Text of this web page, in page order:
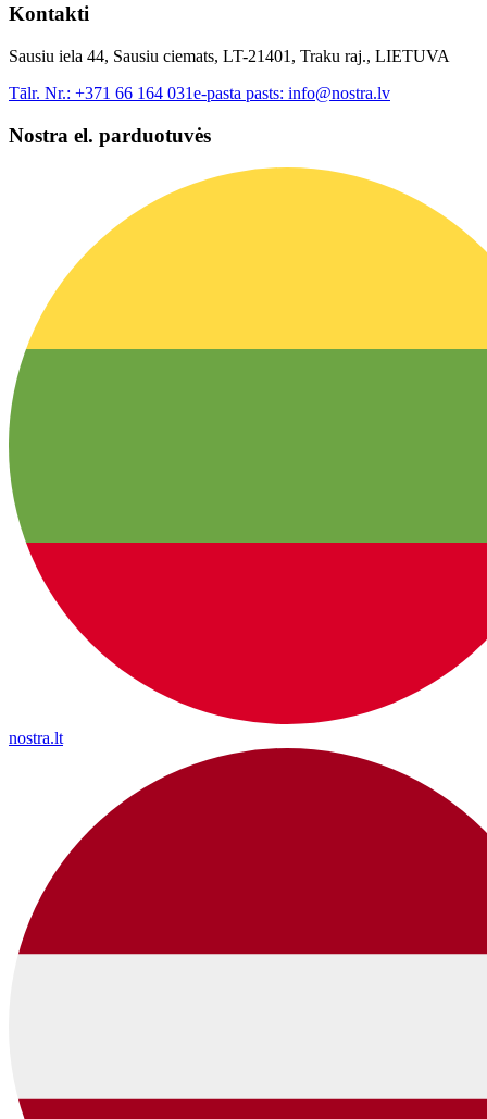
Kontakti
Sausiu iela 44, Sausiu ciemats, LT-21401, Traku raj., LIETUVA
Tālr. Nr.: +371 66 164 031e-pasta pasts: info@nostra.lv
Nostra el. parduotuvės
nostra.lt